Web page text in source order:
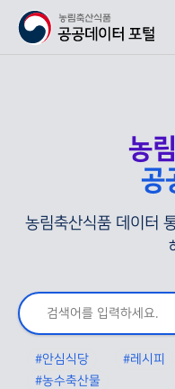
농림
공
농림축산식품 데이터
#안심식당 #레시피
#농수축산물